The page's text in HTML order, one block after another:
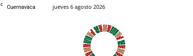
C Cuernavaca jueves 6 agosto 2026